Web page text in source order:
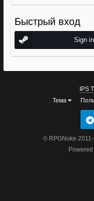
Быстрый вход
Sign
IPS
Тема
© RPGNuke